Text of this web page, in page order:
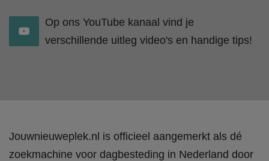
Op ons YouTube kanaal vind je
verschillende uitleg video's en handige tips!
Jouwnieuweplek.nl is officieel aangemerkt als dé
zoekmachine voor dagbesteding in Nederland door